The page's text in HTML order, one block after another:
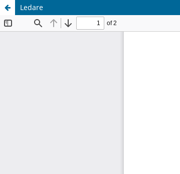
Ledare